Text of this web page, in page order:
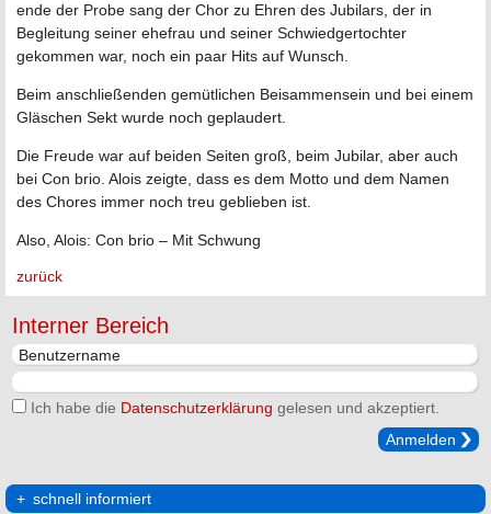
ende der Probe sang der Chor zu Ehren des Jubilars, der in
Begleitung seiner ehefrau und seiner Schwiedgertochter
gekommen war, noch ein paar Hits auf Wunsch.
Beim anschließenden gemütlichen Beisammensein und bei einem
Gläschen Sekt wurde noch geplaudert.
Die Freude war auf beiden Seiten groß, beim Jubilar, aber auch
bei Con brio. Alois zeigte, dass es dem Motto und dem Namen
des Chores immer noch treu geblieben ist.
Also, Alois: Con brio – Mit Schwung
zurück
Interner Bereich
Ich habe die Datenschutzerklärung gelesen und akzeptiert.
Anmelden
schnell informiert